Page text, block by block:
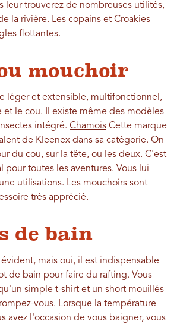
leur trouverez de nombreuses utilités,
la rivière. Les copains et Croakies
flottantes.
mouchoir
léger et extensible, multifonctionnel,
le cou. Il existe même des modèles
intégré. Chamois Cette marque
de Kleenex dans sa catégorie. On
du cou, sur la tête, ou les deux. C'est
pour toutes les aventures. Vous lui
utilisations. Les mouchoirs sont
très apprécié.
de bain
mais oui, il est indispensable
de bain pour faire du rafting. Vous
simple t-shirt et un short mouillés
vous. Lorsque la température
avez l'occasion de vous baigner, vous